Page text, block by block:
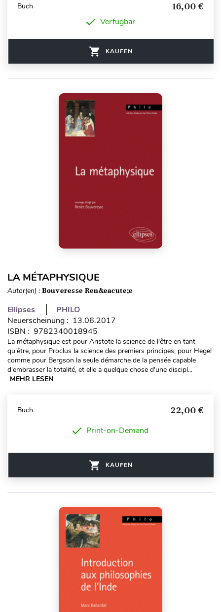
Buch 16,00 €
Verfügbar
KAUFEN
LA MÉTAPHYSIQUE
Autor(en) : Bouveresse Ren&eacute;e
Ellipses
PHILO
Neuerscheinung : 13.06.2017
ISBN : 9782340018945
La métaphysique est pour Aristote la science de l'être en tant
qu'être, pour Proclus la science des premiers principes, pour Hegel
comme pour Bergson la seule démarche de la pensée capable
d'embrasser la totalité, et elle a quelque chose d'une discipl...
MEHR LESEN
Buch 22,00 €
Print-on-Demand
KAUFEN